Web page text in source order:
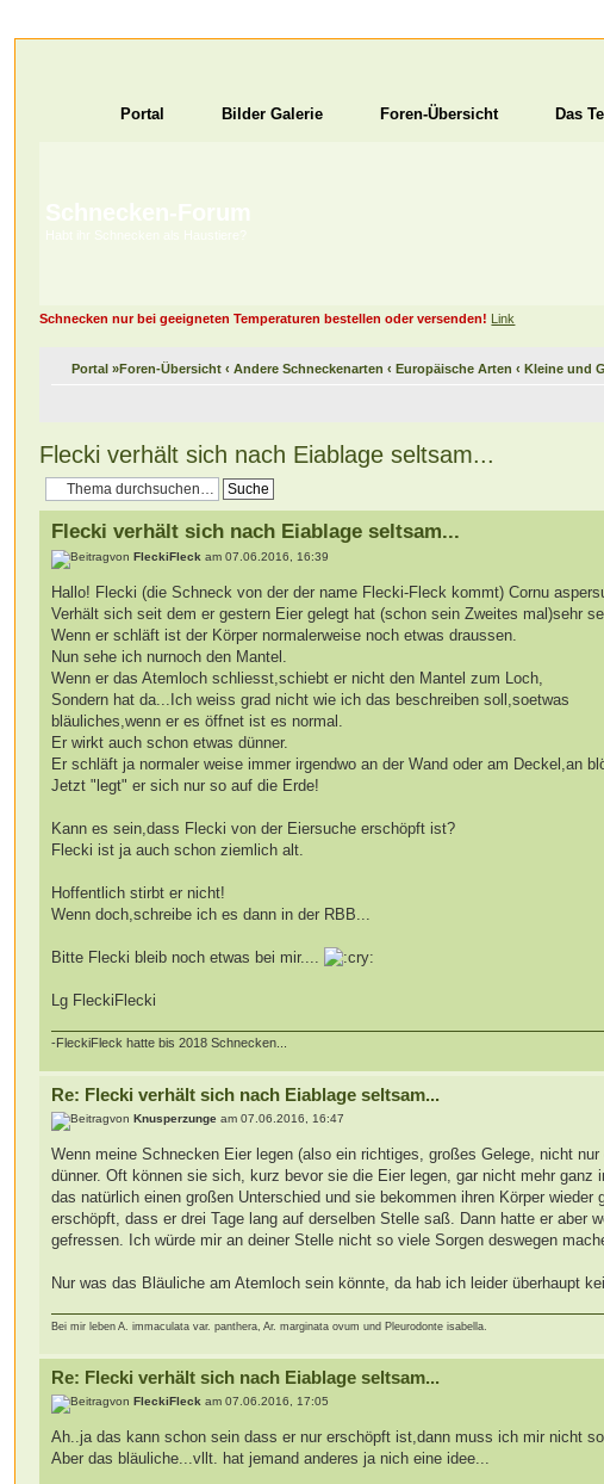
Portal Bilder Galerie Foren-Übersicht Das
Schnecken-Forum
Habt ihr Schnecken als Haustiere?
Schnecken nur bei geeigneten Temperaturen bestellen oder versenden! Link
Portal »Foren-Übersicht ‹ Andere Schneckenarten ‹ Europäische Arten ‹ Kleine und
Flecki verhält sich nach Eiablage seltsam...
Flecki verhält sich nach Eiablage seltsam...
vonFleckiFleck am 07.06.2016, 16:39
Hallo! Flecki (die Schneck von der der name Flecki-Fleck kommt) Cornu
Verhält sich seit dem er gestern Eier gelegt hat (schon sein Zweites mal)sehr
Wenn er schläft ist der Körper normalerweise noch etwas draussen.
Nun sehe ich nurnoch den Mantel.
Wenn er das Atemloch schliesst,schiebt er nicht den Mantel zum Loch,
Sondern hat da...Ich weiss grad nicht wie ich das beschreiben soll,soetwas
bläuliches,wenn er es öffnet ist es normal.
Er wirkt auch schon etwas dünner.
Er schläft ja normaler weise immer irgendwo an der Wand oder am Deckel,an
Jetzt "legt" er sich nur so auf die Erde!
Kann es sein,dass Flecki von der Eiersuche erschöpft ist?
Flecki ist ja auch schon ziemlich alt.
Hoffentlich stirbt er nicht!
Wenn doch,schreibe ich es dann in der RBB...
Bitte Flecki bleib noch etwas bei mir....
Lg FleckiFlecki
-FleckiFleck hatte bis 2018 Schnecken...
Re: Flecki verhält sich nach Eiablage seltsam...
vonKnusperzunge am 07.06.2016, 16:47
Wenn meine Schnecken Eier legen (also ein richtiges, großes Gelege, nicht
dünner. Oft können sie sich, kurz bevor sie die Eier legen, gar nicht mehr
das natürlich einen großen Unterschied und sie bekommen ihren Körper
erschöpft, dass er drei Tage lang auf derselben Stelle saß. Dann hatte er aber
gefressen. Ich würde mir an deiner Stelle nicht so viele Sorgen deswegen
Nur was das Bläuliche am Atemloch sein könnte, da hab ich leider überhaupt
Bei mir leben A. immaculata var. panthera, Ar. marginata ovum und Pleurodonte isabella.
Re: Flecki verhält sich nach Eiablage seltsam...
vonFleckiFleck am 07.06.2016, 17:05
Ah..ja das kann schon sein dass er nur erschöpft ist,dann muss ich mir nicht
Aber das bläuliche...vllt. hat jemand anderes ja nich eine idee...